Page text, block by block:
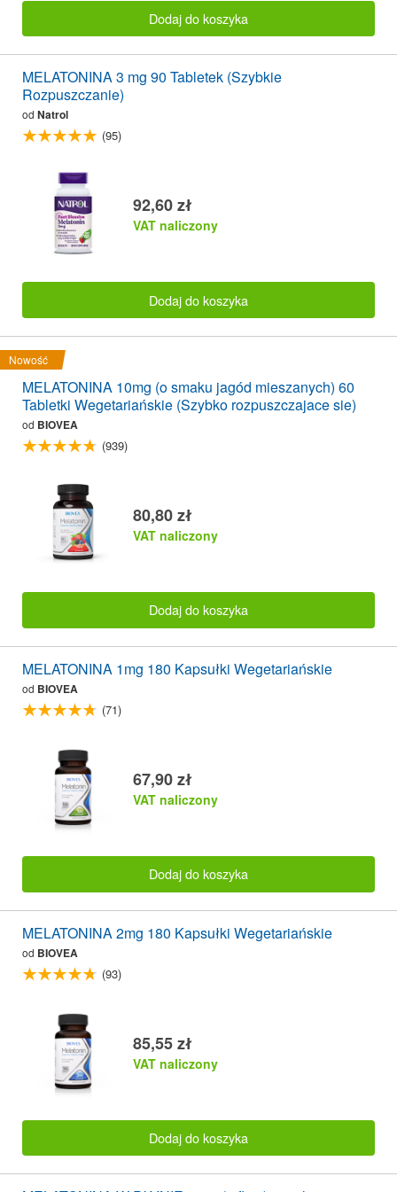
Dodaj do koszyka
MELATONINA 3 mg 90 Tabletek (Szybkie
Rozpuszczanie)
od Natrol
(95)
92,60 zł
VAT naliczony
Dodaj do koszyka
Nowość
MELATONINA 10mg (o smaku jagód mieszanych) 60
Tabletki Wegetariańskie (Szybko rozpuszczajace sie)
od BIOVEA
(939)
80,80 zł
VAT naliczony
Dodaj do koszyka
MELATONINA 1mg 180 Kapsułki Wegetariańskie
od BIOVEA
(71)
67,90 zł
VAT naliczony
Dodaj do koszyka
MELATONINA 2mg 180 Kapsułki Wegetariańskie
od BIOVEA
(93)
85,55 zł
VAT naliczony
Dodaj do koszyka